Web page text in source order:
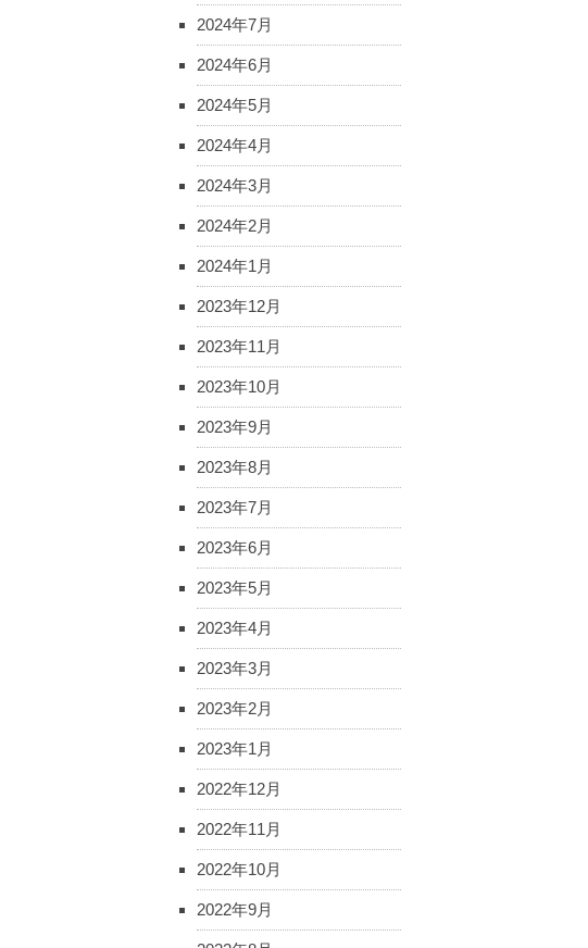
2024年7月
2024年6月
2024年5月
2024年4月
2024年3月
2024年2月
2024年1月
2023年12月
2023年11月
2023年10月
2023年9月
2023年8月
2023年7月
2023年6月
2023年5月
2023年4月
2023年3月
2023年2月
2023年1月
2022年12月
2022年11月
2022年10月
2022年9月